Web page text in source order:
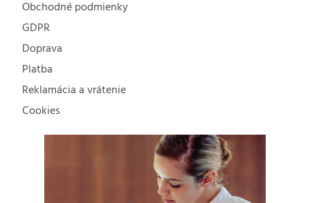
Obchodné podmienky
GDPR
Doprava
Platba
Reklamácia a vrátenie
Cookies